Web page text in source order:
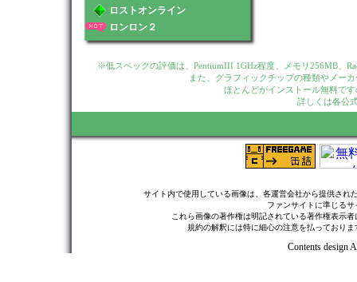
ロストオンライン
ロンロン２
※低スペックの評価は、PentiumIII 1GHz程度、メモリ256MB、
また、グラフィックチップの種類やメー
ほとんどがインストール無料で
詳しくは各公
サイト内で使用している画像は、各運営会社から提供され
ファンサイトに準じる
これら画像の著作権は明記されている著作権表示
規約の解釈には特に細心の注意を払っており
Contents design